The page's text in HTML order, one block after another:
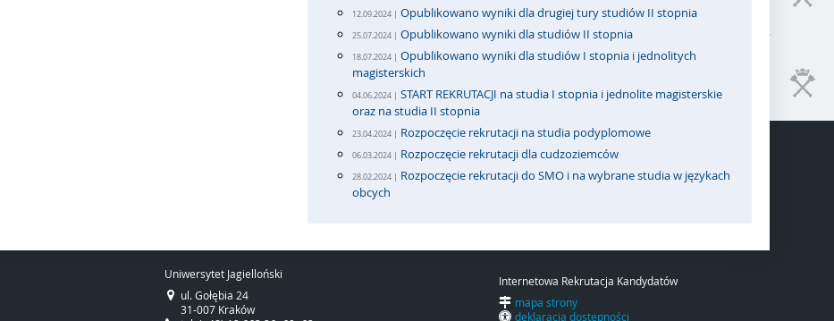
12.09.2024 | Opublikowano wyniki dla drugiej tury studiów II stopnia
25.07.2024 | Opublikowano wyniki dla studiów II stopnia
18.07.2024 | Opublikowano wyniki dla studiów I stopnia i jednolitych
magisterskich
04.06.2024 | START REKRUTACJI na studia I stopnia i jednolite magisterskie
oraz na studia II stopnia
23.04.2024 | Rozpoczęcie rekrutacji na studia podyplomowe
06.03.2024 | Rozpoczęcie rekrutacji dla cudzoziemców
28.02.2024 | Rozpoczęcie rekrutacji do SMO i na wybrane studia w językach
obcych
Uniwersytet Jagielloński
ul. Gołębia 24
31-007 Kraków
Internetowa Rekrutacja Kandydatów
mapa strony
deklaracja dostępności